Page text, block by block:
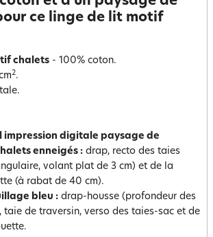
ce linge de lit motif
chalets - 100% coton.
2.
digitale paysage de
enneigés : drap, recto des taies
volant plat de 3 cm) et de la
(à rabat de 40 cm).
bleu : drap-housse (profondeur des
taie de traversin, verso des taies-sac et de